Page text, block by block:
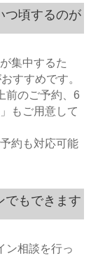
つ頃するのが
集中するた
すすめです。
前のご予約、 6
もご用意して
約も対応可能
でもできます
ン相談を行っ